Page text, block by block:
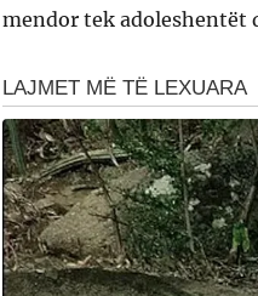
mendor tek adoleshentët